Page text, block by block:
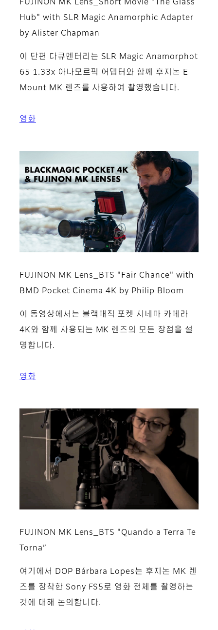
FUJINON MK Lens_Short Movie "The Glass
Hub" with SLR Magic Anamorphic Adapter
by Alister Chapman
이 단편 다큐멘터리는 SLR Magic Anamorphot
65 1.33x 아나모르픽 어댑터와 함께 후지논 E
Mount MK 렌즈를 사용하여 촬영했습니다.
영화
FUJINON MK Lens_BTS "Fair Chance" with
BMD Pocket Cinema 4K by Philip Bloom
이 동영상에서는 블랙매직 포켓 시네마 카메라
4K와 함께 사용되는 MK 렌즈의 모든 장점을 설
명합니다.
영화
FUJINON MK Lens_BTS "Quando a Terra Te
Torna”
여기에서 DOP Bárbara Lopes는 후지논 MK 렌
즈를 장착한 Sony FS5로 영화 전체를 촬영하는
것에 대해 논의합니다.